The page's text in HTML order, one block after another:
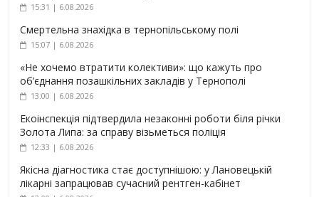
15:31 | 6.08.2026
Смертельна знахідка в тернопільському полі
15:07 | 6.08.2026
«Не хочемо втратити колективи»: що кажуть про
об’єднання позашкільних закладів у Тернополі
13:00 | 6.08.2026
Екоінспекція підтвердила незаконні роботи біля річки
Золота Липа: за справу візьметься поліція
12:33 | 6.08.2026
Якісна діагностика стає доступнішою: у Лановецькій
лікарні запрацював сучасний рентген-кабінет